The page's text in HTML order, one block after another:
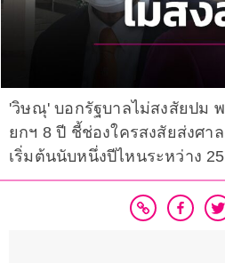
'วิษณุ' บอกรัฐบาลไม่สงสัยปม
ยกฯ 8 ปี ชี้ช่องใครสงสัยส่งศ
เริ่มต้นนับหนึ่งปีไหนระหว่าง